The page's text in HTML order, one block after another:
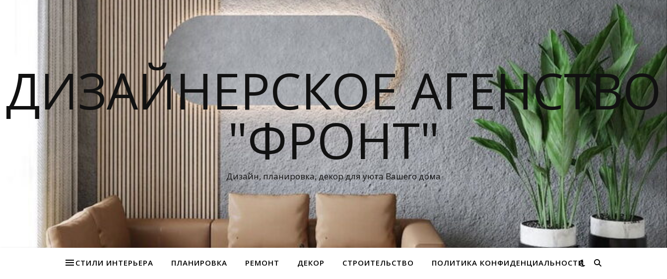
ДИЗАЙНЕРСКОЕ АГЕНСТВО
"ФРОНТ"
Дизайн, планировка, декор для уюта Вашего дома
СТИЛИ ИНТЕРЬЕРА ПЛАНИРОВКА РЕМОНТ ДЕКОР СТРОИТЕЛЬСТВО ПОЛИТИКА КОНФИДЕНЦИАЛЬНОСТИ